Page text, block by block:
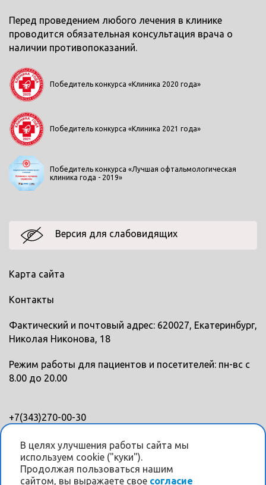
В целях улучшения работы сайта мы
используем cookie ("куки").
Продолжая пользоваться нашим
сайтом, вы выражаете свое согласие
Перед проведением любого лечения в клинике
проводится обязательная консультация врача о
наличии противопоказаний.
Победитель конкурса «Клиника 2020 года»
Победитель конкурса «Клиника 2021 года»
Победитель конкурса «Лучшая офтальмологическая
клиника года - 2019»
Версия для слабовидящих
Карта сайта
Контакты
Фактический и почтовый адрес: 620027, Екатеринбург,
Николая Никонова, 18
Режим работы для пациентов и посетителей: пн-вс с
8.00 до 20.00
+7(343)270-00-30
Мы в соцсетях